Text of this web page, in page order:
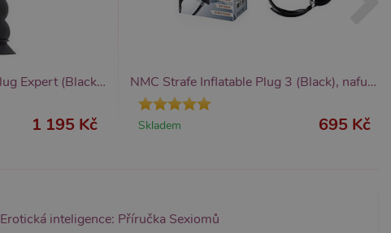
Inflatable Suction Base Plug Expert (Black), nafukovací anální kolík
1 195 Kč
NMC Strafe Inflatable Plug 3 (Black), nafukovací anální kolík
Skladem 695 Kč
Erotická inteligence: Příručka Sexiomů